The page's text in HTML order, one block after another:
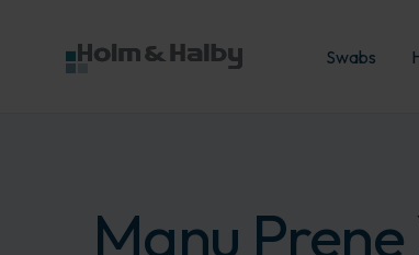
Swabs
Manu Prene